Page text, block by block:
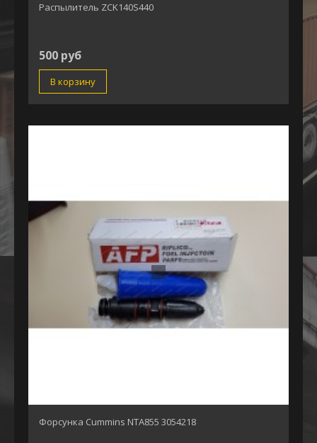
Распылитель ZCK140S440
500 руб
В корзину
Форсунка Cummins NTA855 3054218